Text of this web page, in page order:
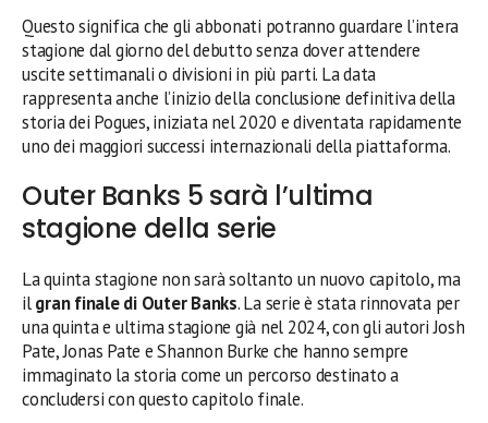
Questo significa che gli abbonati potranno guardare l’intera
stagione dal giorno del debutto senza dover attendere
uscite settimanali o divisioni in più parti. La data
rappresenta anche l’inizio della conclusione definitiva della
storia dei Pogues, iniziata nel 2020 e diventata rapidamente
uno dei maggiori successi internazionali della piattaforma.
Outer Banks 5 sarà l’ultima
stagione della serie
La quinta stagione non sarà soltanto un nuovo capitolo, ma
ilgran finale di Outer Banks. La serie è stata rinnovata per
una quinta e ultima stagione già nel 2024, con gli autori Josh
Pate, Jonas Pate e Shannon Burke che hanno sempre
immaginato la storia come un percorso destinato a
concludersi con questo capitolo finale.